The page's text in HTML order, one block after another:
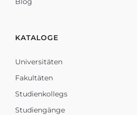
KATALOGE
Universitäten
Fakultäten
Studienkollegs
Studiengänge